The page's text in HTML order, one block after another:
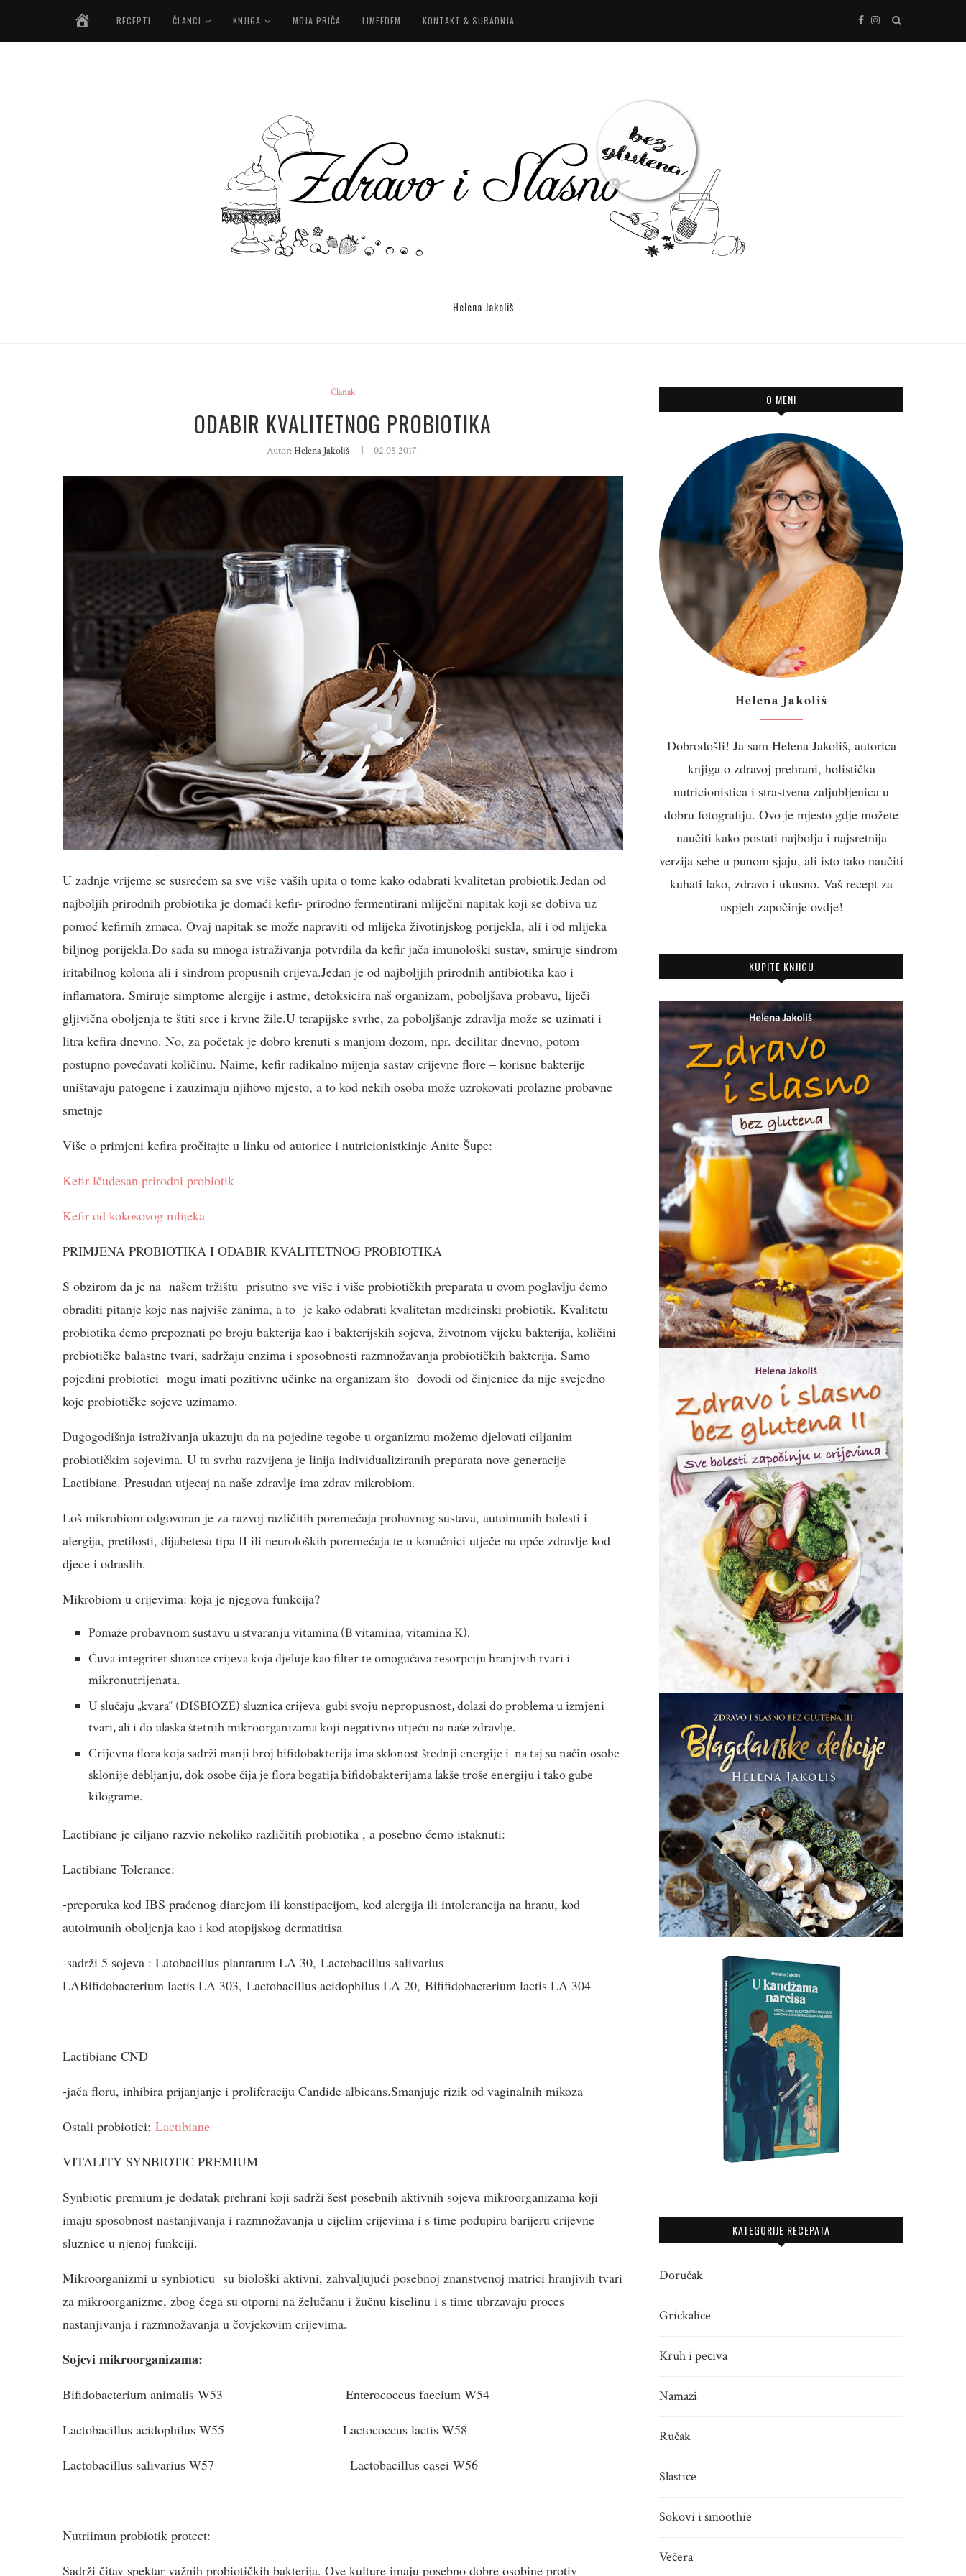
NASLOVNICA
RECEPTI ČLANCI KNJIGA MOJA PRIČA LIMFEDEM KONTAKT & SURADNJA
Helena Jakoliš
Članak
ODABIR KVALITETNOG PROBIOTIKA
Autor:Helena Jakoliš 02.05.2017.
U zadnje vrijeme se susrećem sa sve više vaših upita o tome kako odabrati kvalitetan probiotik.Jedan od
najboljih prirodnih probiotika je domaći kefir- prirodno fermentirani mliječni napitak koji se dobiva uz
pomoć kefirnih zrnaca. Ovaj napitak se može napraviti od mlijeka životinjskog porijekla, ali i od mlijeka
biljnog porijekla.Do sada su mnoga istraživanja potvrdila da kefir jača imunološki sustav, smiruje sindrom
iritabilnog kolona ali i sindrom propusnih crijeva.Jedan je od najboljjih prirodnih antibiotika kao i
inflamatora. Smiruje simptome alergije i astme, detoksicira naš organizam, poboljšava probavu, liječi
gljivična oboljenja te štiti srce i krvne žile.U terapijske svrhe, za poboljšanje zdravlja može se uzimati i
litra kefira dnevno. No, za početak je dobro krenuti s manjom dozom, npr. decilitar dnevno, potom
postupno povećavati količinu. Naime, kefir radikalno mijenja sastav crijevne flore – korisne bakterije
uništavaju patogene i zauzimaju njihovo mjesto, a to kod nekih osoba može uzrokovati prolazne probavne
smetnje
Više o primjeni kefira pročitajte u linku od autorice i nutricionistkinje Anite Šupe:
Kefir lčudesan prirodni probiotik
Kefir od kokosovog mlijeka
PRIMJENA PROBIOTIKA I ODABIR KVALITETNOG PROBIOTIKA
S obzirom da je na našem tržištu prisutno sve više i više probiotičkih preparata u ovom poglavlju ćemo
obraditi pitanje koje nas najviše zanima, a to je kako odabrati kvalitetan medicinski probiotik. Kvalitetu
probiotika ćemo prepoznati po broju bakterija kao i bakterijskih sojeva, životnom vijeku bakterija, količini
prebiotičke balastne tvari, sadržaju enzima i sposobnosti razmnožavanja probiotičkih bakterija. Samo
pojedini probiotici mogu imati pozitivne učinke na organizam što dovodi od činjenice da nije svejedno
koje probiotičke sojeve uzimamo.
Dugogodišnja istraživanja ukazuju da na pojedine tegobe u organizmu možemo djelovati ciljanim
probiotičkim sojevima. U tu svrhu razvijena je linija individualiziranih preparata nove generacije –
Lactibiane. Presudan utjecaj na naše zdravlje ima zdrav mikrobiom.
Loš mikrobiom odgovoran je za razvoj različitih poremećaja probavnog sustava, autoimunih bolesti i
alergija, pretilosti, dijabetesa tipa II ili neuroloških poremećaja te u konačnici utječe na opće zdravlje kod
djece i odraslih.
Mikrobiom u crijevima: koja je njegova funkcija?
Pomaže probavnom sustavu u stvaranju vitamina (B vitamina, vitamina K).
Čuva integritet sluznice crijeva koja djeluje kao filter te omogućava resorpciju hranjivih tvari i
mikronutrijenata.
U slučaju „kvara“ (DISBIOZE) sluznica crijeva gubi svoju nepropusnost, dolazi do problema u izmjeni
tvari, ali i do ulaska štetnih mikroorganizama koji negativno utječu na naše zdravlje.
Crijevna flora koja sadrži manji broj bifidobakterija ima sklonost štednji energije i na taj su način osobe
sklonije debljanju, dok osobe čija je flora bogatija bifidobakterijama lakše troše energiju i tako gube
kilograme.
Lactibiane je ciljano razvio nekoliko različitih probiotika , a posebno ćemo istaknuti:
Lactibiane Tolerance:
-preporuka kod IBS praćenog diarejom ili konstipacijom, kod alergija ili intolerancija na hranu, kod
autoimunih oboljenja kao i kod atopijskog dermatitisa
-sadrži 5 sojeva : Latobacillus plantarum LA 30, Lactobacillus salivarius
LABifidobacterium lactis LA 303, Lactobacillus acidophilus LA 20, Bififidobacterium lactis LA 304
Lactibiane CND
-jača floru, inhibira prijanjanje i proliferaciju Candide albicans.Smanjuje rizik od vaginalnih mikoza
Ostali probiotici: Lactibiane
VITALITY SYNBIOTIC PREMIUM
Synbiotic premium je dodatak prehrani koji sadrži šest posebnih aktivnih sojeva mikroorganizama koji
imaju sposobnost nastanjivanja i razmnožavanja u cijelim crijevima i s time podupiru barijeru crijevne
sluznice u njenoj funkciji.
Mikroorganizmi u synbioticu su biološki aktivni, zahvaljujući posebnoj znanstvenoj matrici hranjivih tvari
za mikroorganizme, zbog čega su otporni na želučanu i žučnu kiselinu i s time ubrzavaju proces
nastanjivanja i razmnožavanja u čovjekovim crijevima.
Sojevi mikroorganizama:
Bifidobacterium animalis W53 Enterococcus faecium W54
Lactobacillus acidophilus W55 Lactococcus lactis W58
Lactobacillus salivarius W57 Lactobacillus casei W56
Nutriimun probiotik protect:
Sadrži čitav spektar važnih probiotičkih bakterija. Ove kulture imaju posebno dobre osobine protiv
O MENI
Helena Jakoliš
Dobrodošli! Ja sam Helena Jakoliš, autorica
knjiga o zdravoj prehrani, holistička
nutricionistica i strastvena zaljubljenica u
dobru fotografiju. Ovo je mjesto gdje možete
naučiti kako postati najbolja i najsretnija
verzija sebe u punom sjaju, ali isto tako naučiti
kuhati lako, zdravo i ukusno. Vaš recept za
uspjeh započinje ovdje!
KUPITE KNJIGU
KATEGORIJE RECEPATA
Doručak
Grickalice
Kruh i peciva
Namazi
Ručak
Slastice
Sokovi i smoothie
Večera